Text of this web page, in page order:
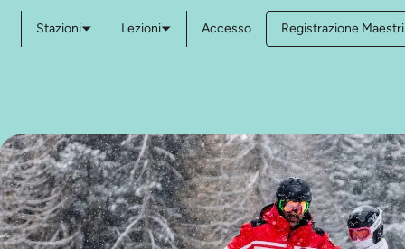
Stazioni Lezioni Accesso Registrazione Maestri